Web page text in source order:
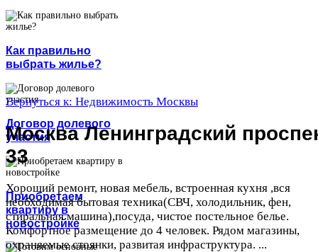
Как правильно
выбрать жилье?
Договор долевого
участия
Приобретаем
квартиру в
новостройке
Вернуться к: Недвижимость Москвы
Москва Ленинградский
33
Хороший ремонт, новая мебель, встроенная кухня ,вся
необходимая бытовая техника(СВЧ, холодильник, фен,
стиральная машина),посуда, чистое постельное белье.
Комфортное размещение до 4 человек. Рядом магазины,
охраняемые стоянки, развитая инфраструктура. ...